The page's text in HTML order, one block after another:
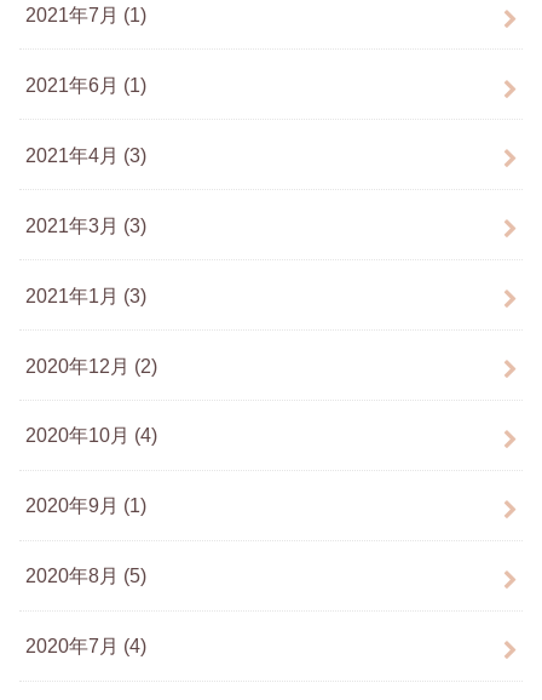
2021年7月 (1)
2021年6月 (1)
2021年4月 (3)
2021年3月 (3)
2021年1月 (3)
2020年12月 (2)
2020年10月 (4)
2020年9月 (1)
2020年8月 (5)
2020年7月 (4)